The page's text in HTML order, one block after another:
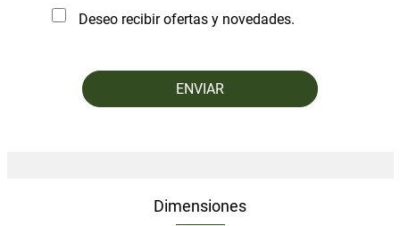
Deseo recibir ofertas y novedades.
Dimensiones